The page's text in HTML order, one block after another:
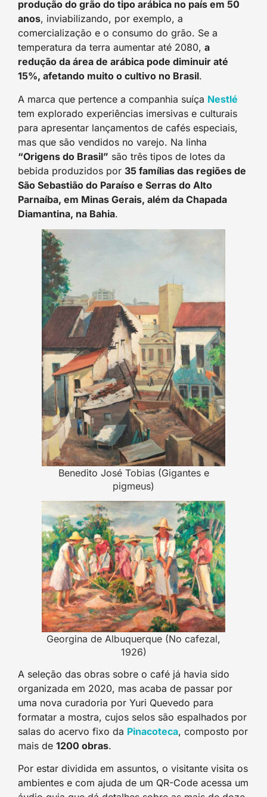
produção do grão do tipo arábica no país em 50
anos, inviabilizando, por exemplo, a
comercialização e o consumo do grão. Se a
temperatura da terra aumentar até 2080, a
redução da área de arábica pode diminuir até
15%, afetando muito o cultivo no Brasil.
A marca que pertence a companhia suíça Nestlé
tem explorado experiências imersivas e culturais
para apresentar lançamentos de cafés especiais,
mas que são vendidos no varejo. Na linha
“Origens do Brasil” são três tipos de lotes da
bebida produzidos por 35 famílias das regiões de
São Sebastião do Paraíso e Serras do Alto
Parnaíba, em Minas Gerais, além da Chapada
Diamantina, na Bahia.
Benedito José Tobias (Gigantes e
pigmeus)
Georgina de Albuquerque (No cafezal,
1926)
A seleção das obras sobre o café já havia sido
organizada em 2020, mas acaba de passar por
uma nova curadoria por Yuri Quevedo para
formatar a mostra, cujos selos são espalhados por
salas do acervo fixo da Pinacoteca, composto por
mais de 1200 obras.
Por estar dividida em assuntos, o visitante visita os
ambientes e com ajuda de um QR-Code acessa um